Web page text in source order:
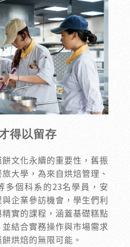
得以留存
文化永續的重要性，舊振
大學，為來自烘焙管理、
多個科系的23名學員，安
企業參訪機會，學生們利
實的課程，涵蓋基礎糕點
結合實務操作與市場需求
烘焙的無限可能。